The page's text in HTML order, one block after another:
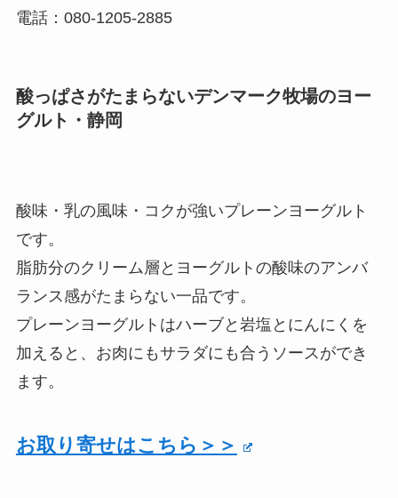
電話：080-1205-2885
酸っぱさがたまらないデンマーク牧場のヨー
グルト・静岡
酸味・乳の風味・コクが強いプレーンヨーグルト
です。
脂肪分のクリーム層とヨーグルトの酸味のアンバ
ランス感がたまらない一品です。
プレーンヨーグルトはハーブと岩塩とにんにくを
加えると、お肉にもサラダにも合うソースができ
ます。
お取り寄せはこちら＞＞